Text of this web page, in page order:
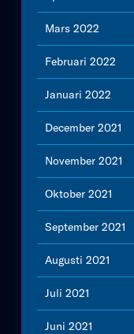
Mars 2022
Februari 2022
Januari 2022
December 2021
November 2021
Oktober 2021
September 2021
Augusti 2021
Juli 2021
Juni 2021